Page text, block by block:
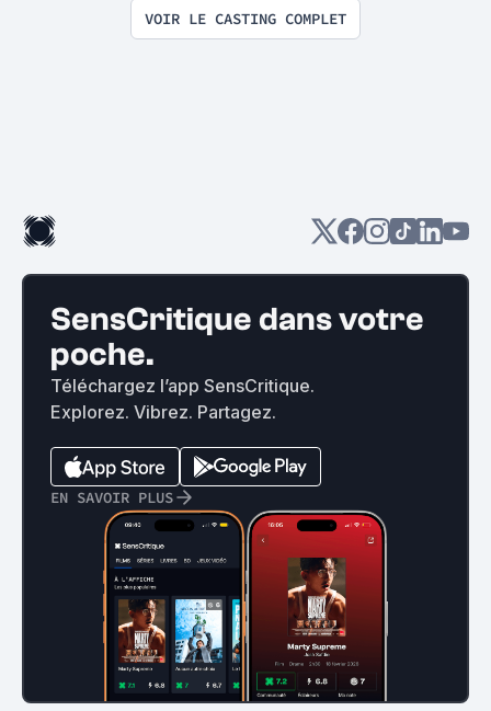
VOIR LE CASTING COMPLET
SensCritique dans votre
poche.
Téléchargez l’app SensCritique.
Explorez. Vibrez. Partagez.
EN SAVOIR PLUS